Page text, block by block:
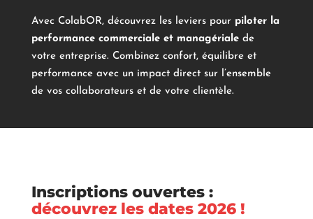
Avec ColabOR, découvrez les leviers pour piloter la
performance commerciale et managérialede
votre entreprise. Combinez confort, équilibre et
performance avec un impact direct sur l’ensemble
de vos collaborateurs et de votre clientèle.
Inscriptions ouvertes :
découvrez les dates 2026 !